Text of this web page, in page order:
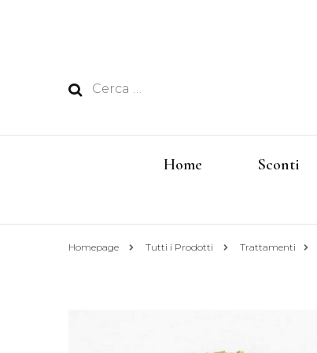
Ricerca
Home Sconti
Homepage Tutti i Prodotti Trattamenti